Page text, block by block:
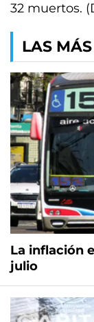
32 muertos.
LAS
La inflación
julio